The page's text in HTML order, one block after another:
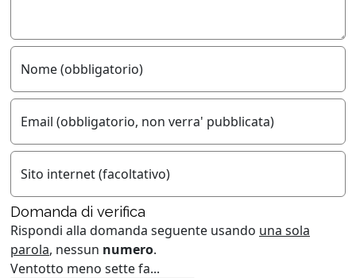
Nome (obbligatorio)
Email (obbligatorio, non verra' pubblicata)
Sito internet (facoltativo)
Domanda di verifica
Rispondi alla domanda seguente usando una sola
parola, nessun numero.
Ventotto meno sette fa...